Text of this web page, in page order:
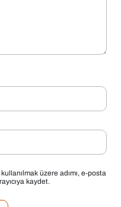
üzere adımı, e-posta
kaydet.